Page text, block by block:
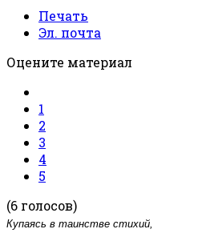
Печать
Эл. почта
Оцените материал
1
2
3
4
5
(6 голосов)
Купаясь в таинстве стихий,